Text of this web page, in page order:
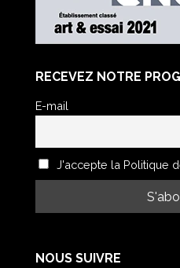
RECEVEZ NOTRE
E-mail
J'accepte la Politique
NOUS SUIVRE